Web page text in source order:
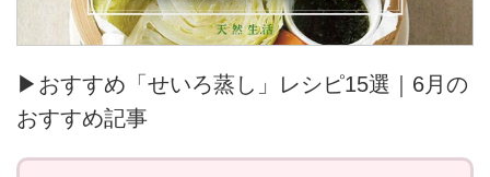
▶おすすめ「せいろ蒸し」レシピ15選｜6月の
おすすめ記事